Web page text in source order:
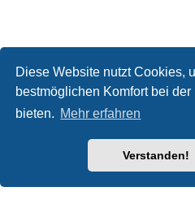
Diese Website nutzt Cookies,
bestmöglichen Komfort bei der
bieten. Mehr erfahren
Verstanden!